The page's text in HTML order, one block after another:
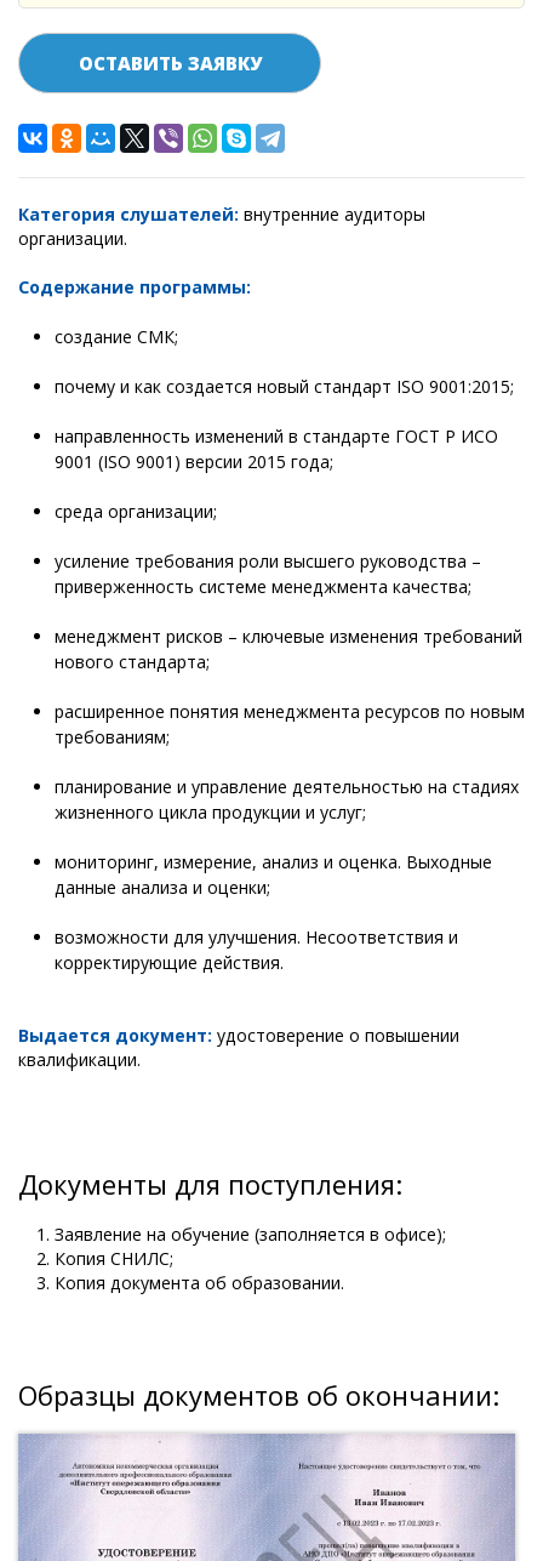
ОСТАВИТЬ ЗАЯВКУ
Категория слушателей: внутренние аудиторы
организации.
Содержание программы:
создание СМК;
почему и как создается новый стандарт ISO 9001:2015;
направленность изменений в стандарте ГОСТ Р ИСО
9001 (ISO 9001) версии 2015 года;
среда организации;
усиление требования роли высшего руководства –
приверженность системе менеджмента качества;
менеджмент рисков – ключевые изменения требований
нового стандарта;
расширенное понятия менеджмента ресурсов по новым
требованиям;
планирование и управление деятельностью на стадиях
жизненного цикла продукции и услуг;
мониторинг, измерение, анализ и оценка. Выходные
данные анализа и оценки;
возможности для улучшения. Несоответствия и
корректирующие действия.
Выдается документ: удостоверение о повышении
квалификации.
Документы для поступления:
Заявление на обучение (заполняется в офисе);
Копия СНИЛС;
Копия документа об образовании.
Образцы документов об окончании: